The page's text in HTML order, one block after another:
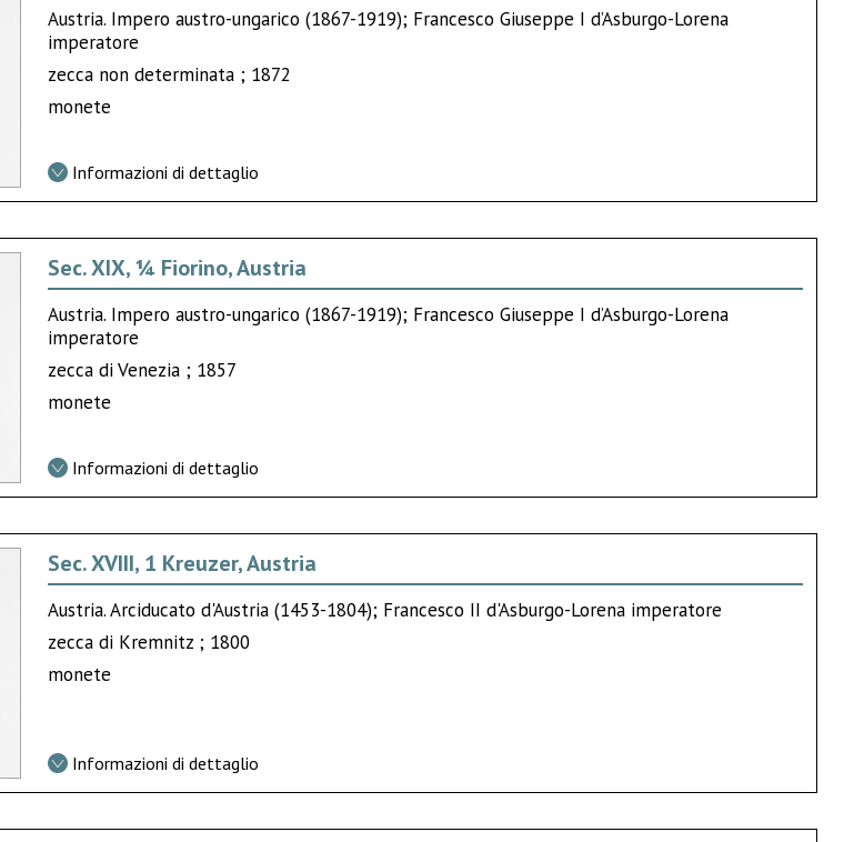
Austria. Impero austro-ungarico (1867-1919); Francesco Giuseppe I d’Asburgo-Lorena
imperatore
zecca non determinata ; 1872
monete
Informazioni di dettaglio
Sec. XIX, ¼ Fiorino, Austria
Austria. Impero austro-ungarico (1867-1919); Francesco Giuseppe I d’Asburgo-Lorena
imperatore
zecca di Venezia ; 1857
monete
Informazioni di dettaglio
Sec. XVIII, 1 Kreuzer, Austria
Austria. Arciducato d'Austria (1453-1804); Francesco II d'Asburgo-Lorena imperatore
zecca di Kremnitz ; 1800
monete
Informazioni di dettaglio